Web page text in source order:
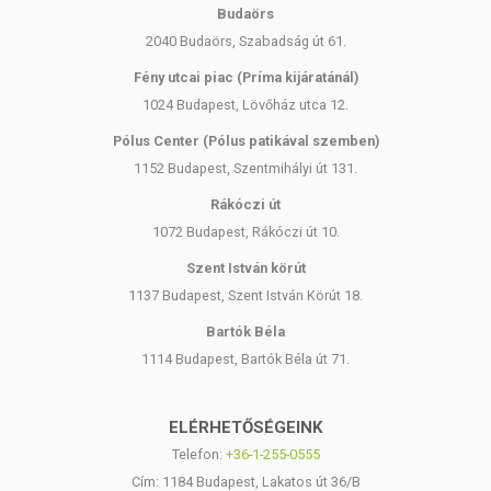
egy tál langyos vizet,
egy keverőeszközt/habverőt,
egy zuhanyzósapkát vagy fóliát.
Vegye fel a kesztyűt, és öntse a szükséges mennyiségű port a tálba.
150 ml vizet keverjen. Amikor a keverék joghurt állagúvá válik, a
VEGETAL COLOR hajszínező elkészült! Ajánlott adagolás: 1 tasak
rövid hajhoz, 2 tasak közepes vagy hosszú hajhoz.
Mossa meg a haját, és törölközővel enyhén szárítsa meg (a haj legyen
enyhén nedves, ne vizes). Takarja le a vállát a régi törölközővel, és
vigye fel a keveréket a tövektől a hajvégekig. Használhat hajkefét vagy
Budaörs
2040 Budaörs, Szabadság út 61.
Fény utcai piac (Príma kijáratánál)
1024 Budapest, Lövőház utca 12.
Pólus Center (Pólus patikával szemben)
1152 Budapest, Szentmihályi út 131.
Rákóczi út
1072 Budapest, Rákóczi út 10.
Szent István körút
1137 Budapest, Szent István Körút 18.
Bartók Béla
1114 Budapest, Bartók Béla út 71.
ELÉRHETŐSÉGEINK
Telefon: +36-1-255-0555
Cím: 1184 Budapest, Lakatos út 36/B